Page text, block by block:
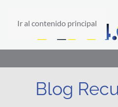
Ir al contenido principal
Blog